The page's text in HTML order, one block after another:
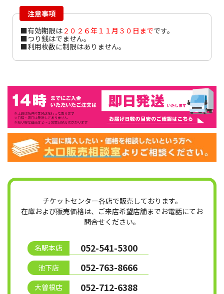
注意事項
■有効期限は２０２６年１１月３０日までです。
■つり銭はでません。
■利用枚数に制限はありません。
チケットセンター各店で販売しております。
在庫および販売価格は、ご来店希望店舗までお電話にてお
問合せください。
名駅本店 052-541-5300
池下店 052-763-8666
大曽根店 052-712-6388